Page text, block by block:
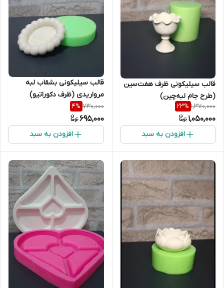
قالب سیلیکونی ظرف هفت‌سین
(طرح جام لبه‌چین)
1,370,000
23%
1,050,000
افزودن به سبد
قالب سیلیکونی بشقاب لبه
مرواریدی (ظرف دکوراتیو)
730,000
4%
695,000
افزودن به سبد